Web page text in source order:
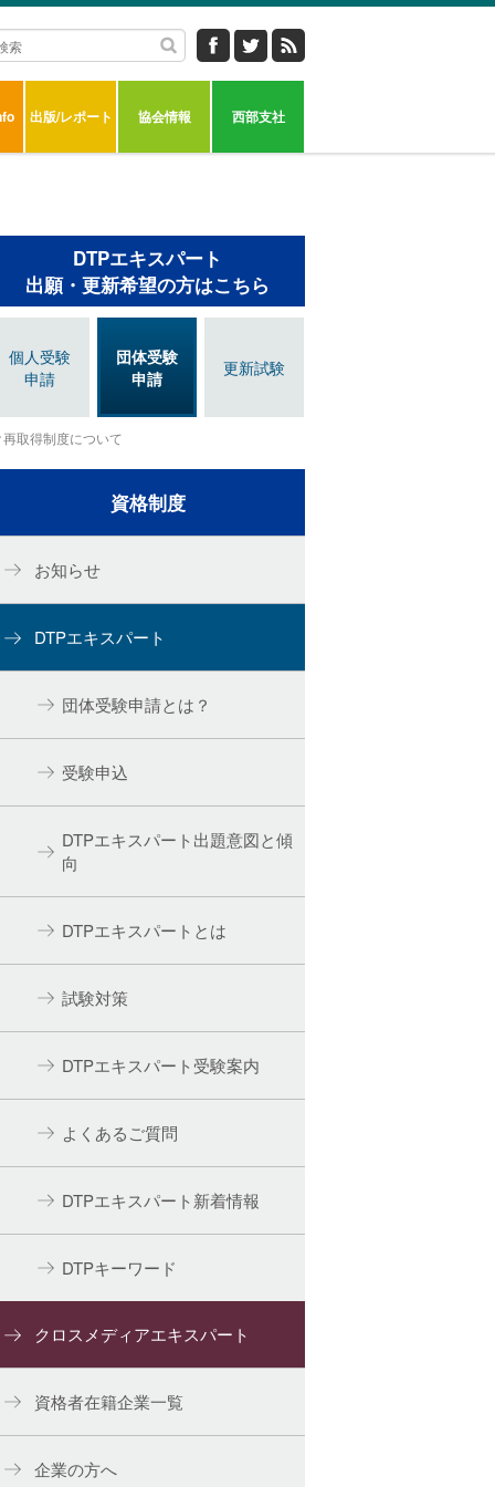
出版/レポート 協会情報 西部支社
DTPエキスパート
出願・更新希望の方はこちら
個人受験
申請
団体受験
申請
更新試験
再取得制度について
資格制度
お知らせ
DTPエキスパート
団体受験申請とは？
受験申込
DTPエキスパート出題意図と傾
向
DTPエキスパートとは
試験対策
DTPエキスパート受験案内
よくあるご質問
DTPエキスパート新着情報
DTPキーワード
クロスメディアエキスパート
資格者在籍企業一覧
企業の方へ